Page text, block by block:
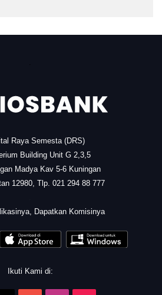
Raya Semesta (DRS)
Building Unit G 2,3,5
Madya Kav 5-6 Kuningan
12980, Tlp. 021 294 88 777
Dapatkan Komisinya
Ikuti Kami di: